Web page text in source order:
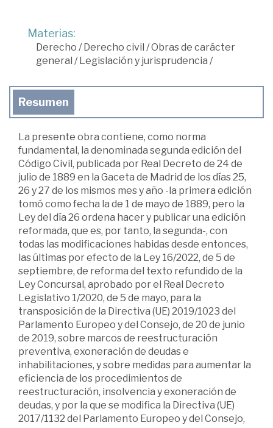
Materias:
Derecho /Derecho civil /Obras de carácter
general /Legislación y jurisprudencia /
Resumen
La presente obra contiene, como norma
fundamental, la denominada segunda edición del
Código Civil, publicada por Real Decreto de 24 de
julio de 1889 en la Gaceta de Madrid de los días 25,
26 y 27 de los mismos mes y año -la primera edición
tomó como fecha la de 1 de mayo de 1889, pero la
Ley del día 26 ordena hacer y publicar una edición
reformada, que es, por tanto, la segunda-, con
todas las modificaciones habidas desde entonces,
las últimas por efecto de la Ley 16/2022, de 5 de
septiembre, de reforma del texto refundido de la
Ley Concursal, aprobado por el Real Decreto
Legislativo 1/2020, de 5 de mayo, para la
transposición de la Directiva (UE) 2019/1023 del
Parlamento Europeo y del Consejo, de 20 de junio
de 2019, sobre marcos de reestructuración
preventiva, exoneración de deudas e
inhabilitaciones, y sobre medidas para aumentar la
eficiencia de los procedimientos de
reestructuración, insolvencia y exoneración de
deudas, y por la que se modifica la Directiva (UE)
2017/1132 del Parlamento Europeo y del Consejo,